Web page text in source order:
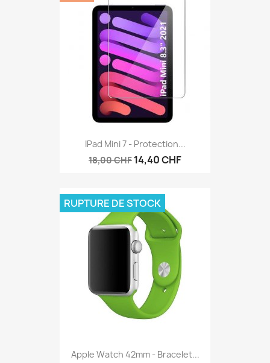
IPad Mini 7 - Protection...
18,00 CHF 14,40 CHF
Apple Watch 42mm - Bracelet...
RUPTURE DE STOCK